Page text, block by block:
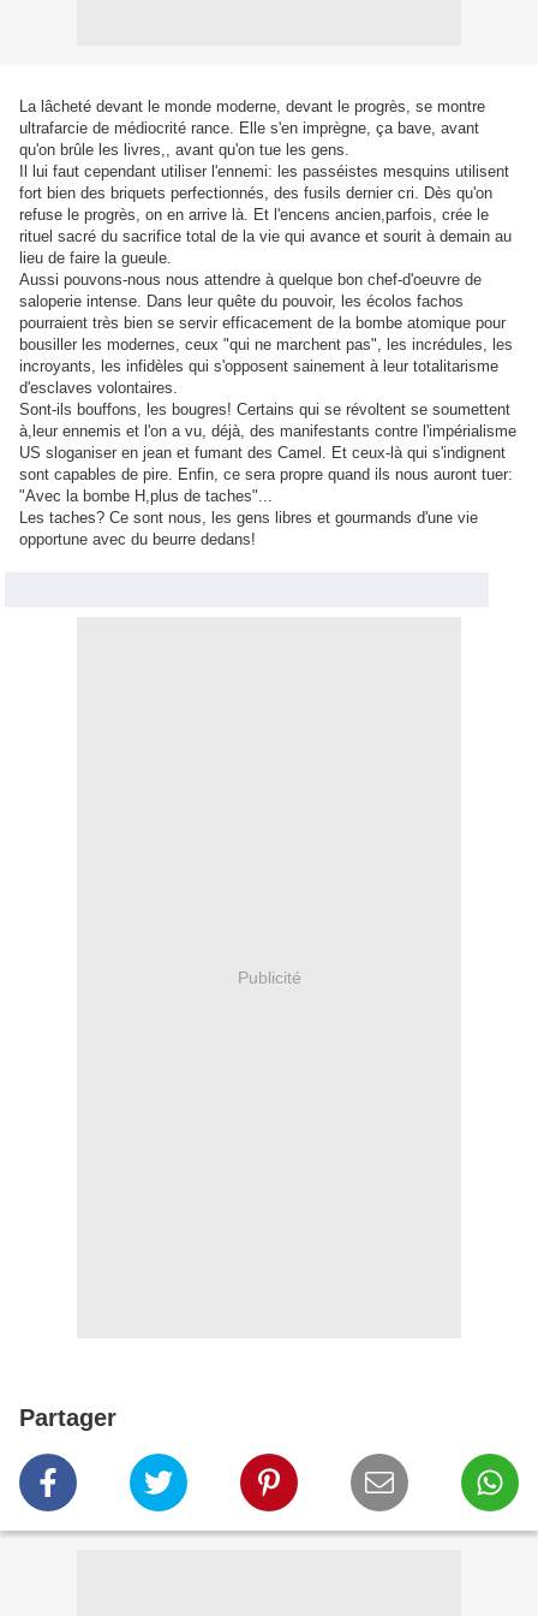
La lâcheté devant le monde moderne, devant le progrès, se montre
ultrafarcie de médiocrité rance. Elle s'en imprègne, ça bave, avant
qu'on brûle les livres,, avant qu'on tue les gens.
Il lui faut cependant utiliser l'ennemi: les passéistes mesquins utilisent
fort bien des briquets perfectionnés, des fusils dernier cri. Dès qu'on
refuse le progrès, on en arrive là. Et l'encens ancien,parfois, crée le
rituel sacré du sacrifice total de la vie qui avance et sourit à demain au
lieu de faire la gueule.
Aussi pouvons-nous nous attendre à quelque bon chef-d'oeuvre de
saloperie intense. Dans leur quête du pouvoir, les écolos fachos
pourraient très bien se servir efficacement de la bombe atomique pour
bousiller les modernes, ceux "qui ne marchent pas", les incrédules, les
incroyants, les infidèles qui s'opposent sainement à leur totalitarisme
d'esclaves volontaires.
Sont-ils bouffons, les bougres! Certains qui se révoltent se soumettent
à,leur ennemis et l'on a vu, déjà, des manifestants contre l'impérialisme
US sloganiser en jean et fumant des Camel. Et ceux-là qui s'indignent
sont capables de pire. Enfin, ce sera propre quand ils nous auront tuer:
"Avec la bombe H,plus de taches"...
Les taches? Ce sont nous, les gens libres et gourmands d'une vie
opportune avec du beurre dedans!
Publicité
Partager